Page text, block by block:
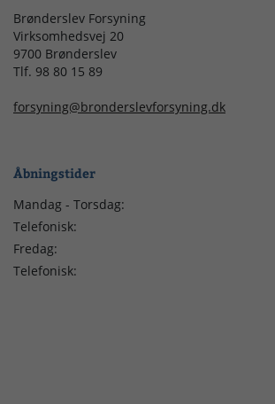
Brønderslev Forsyning
Virksomhedsvej 20
9700 Brønderslev
Tlf. 98 80 15 89
forsyning@bronderslevforsyning.dk
Åbningstider
Mandag - Torsdag:
Telefonisk:
Fredag:
Telefonisk: